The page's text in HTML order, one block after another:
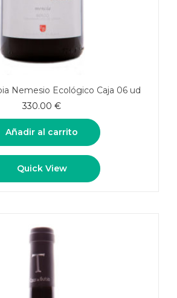
Nemesio Ecológico Caja 06 ud
330.00 €
Añadir al carrito
Quick View